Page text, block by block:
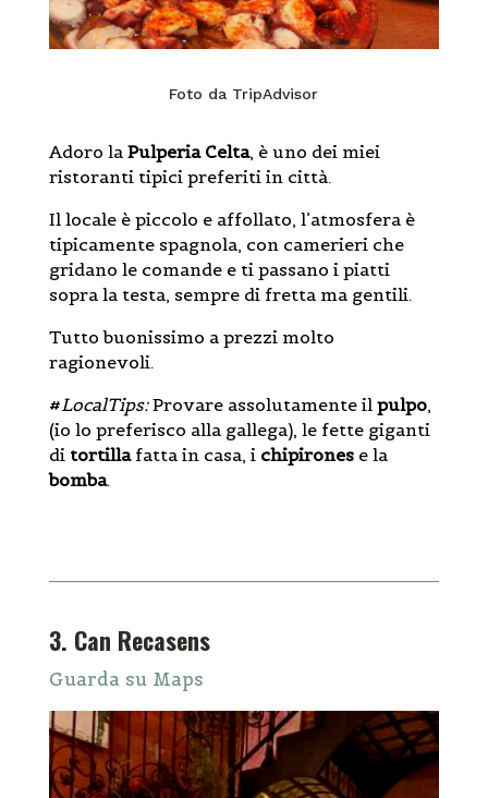
Foto da TripAdvisor
Adoro la Pulperia Celta, è uno dei miei
ristoranti tipici preferiti in città.
Il locale è piccolo e affollato, l’atmosfera è
tipicamente spagnola, con camerieri che
gridano le comande e ti passano i piatti
sopra la testa, sempre di fretta ma gentili.
Tutto buonissimo a prezzi molto
ragionevoli.
#LocalTips:Provare assolutamente il pulpo,
(io lo preferisco alla gallega), le fette giganti
di tortillafatta in casa, i chipironese la
bomba.
3. Can Recasens
Guarda su Maps